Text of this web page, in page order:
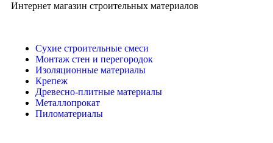
Интернет магазин строительных материалов
Сухие строительные смеси
Монтаж стен и перегородок
Изоляционные материалы
Крепеж
Древесно-плитные материалы
Металлопрокат
Пиломатериалы